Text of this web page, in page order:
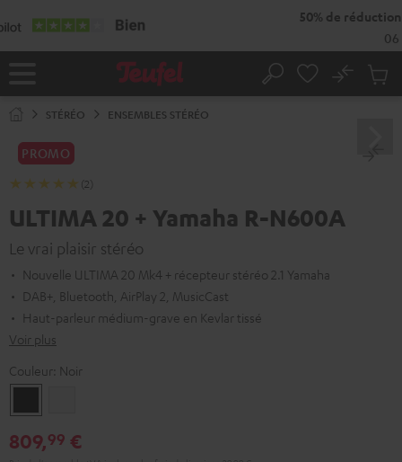
Page
Rechercher
No
STÉRÉO ENSEMBLES STÉRÉO
PROMO
(2)
ULTIMA 20 + Yamaha R-N600A
Le vrai plaisir stéréo
Nouvelle ULTIMA 20 Mk4 + récepteur stéréo 2.1 Yamaha
DAB+, Bluetooth, AirPlay 2, MusicCast
Haut-parleur médium-grave en Kevlar tissé
Voir plus
Couleur: Noir
809,99 €